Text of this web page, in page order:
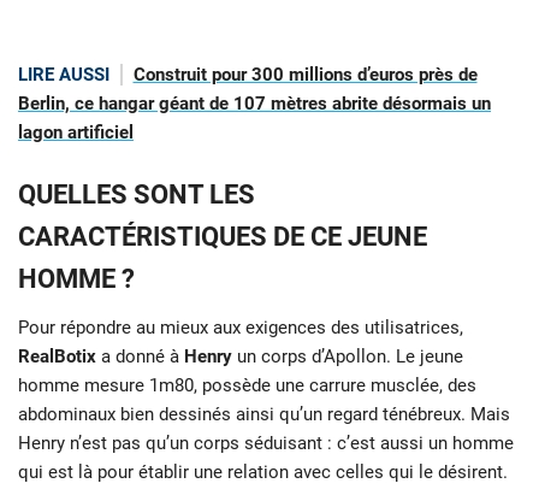
LIRE AUSSI
Construit pour 300 millions d’euros près de
Berlin, ce hangar géant de 107 mètres abrite désormais un
lagon artificiel
QUELLES SONT LES
CARACTÉRISTIQUES DE CE JEUNE
HOMME ?
Pour répondre au mieux aux exigences des utilisatrices,
RealBotix a donné à Henry un corps d’Apollon. Le jeune
homme mesure 1m80, possède une carrure musclée, des
abdominaux bien dessinés ainsi qu’un regard ténébreux. Mais
Henry n’est pas qu’un corps séduisant : c’est aussi un homme
qui est là pour établir une relation avec celles qui le désirent.